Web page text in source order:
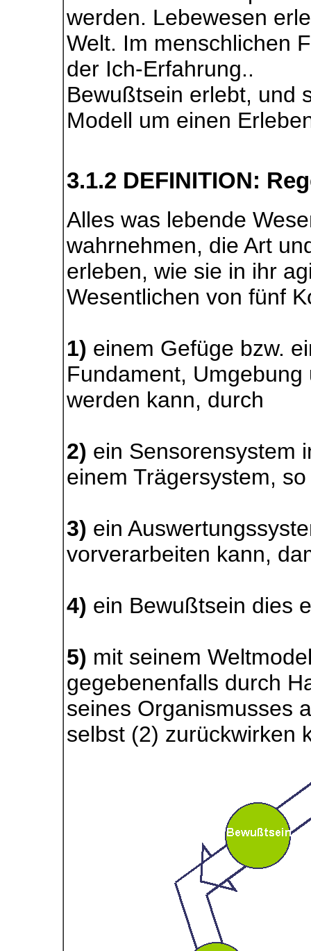
werden. Lebewesen
Welt. Im menschlichen
der Ich-Erfahrung..
Bewußtsein erlebt, und
Modell um einen
3.1.2 DEFINITION:
Alles was lebende
wahrnehmen, die Art
erleben, wie sie in ihr
Wesentlichen von fünf
1) einem Gefüge bzw.
Fundament,
werden kann, durch
2) ein Sensorensystem
einem Trägersystem,
3) ein
vorverarbeiten kann,
4) ein Bewußtsein dies
5) mit seinem
gegebenenfalls durch
seines Organismusses
selbst (2) zurückwirken